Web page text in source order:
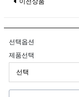
선택옵션
제품선택